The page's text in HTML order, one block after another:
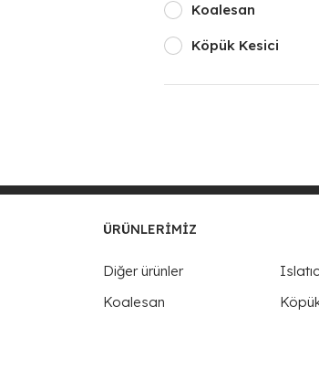
Koalesan
Köpük Kesici
ÜRÜNLERIMIZ
Diğer ürünler
Koalesan